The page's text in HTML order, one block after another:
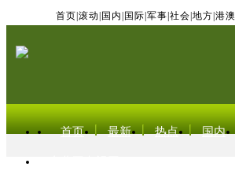
首页 滚动 国内 国际 军事 社会 地方 港澳
首页 最新 热点 国内